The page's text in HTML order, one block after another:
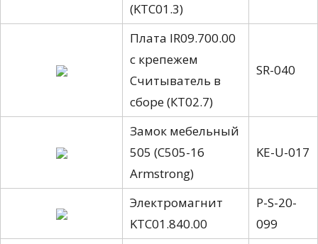
(KTC01.3)
Плата IR09.700.00
с крепежем
Считыватель в
сборе (КТ02.7)
SR-040
Замок мебельный
505 (C505-16
Armstrong)
KE-U-017
Электромагнит
KTС01.840.00
P-S-20-
099